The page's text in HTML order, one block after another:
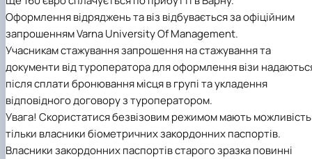
Оформлення відряджень та віз відбувається за офіційним
запрошенням Varna University Оf Management.
Учасникам стажування запрошення на стажування та
документи від туроператора для оформлення візи
після сплати бронювання місця в групі та укладення
відповідного договору з туроператором.
Увага! Скористатися безвізовим режимом мають можливість
тільки власники біометричних закордонних паспортів.
Власники закордонних паспортів старого зразка повинні